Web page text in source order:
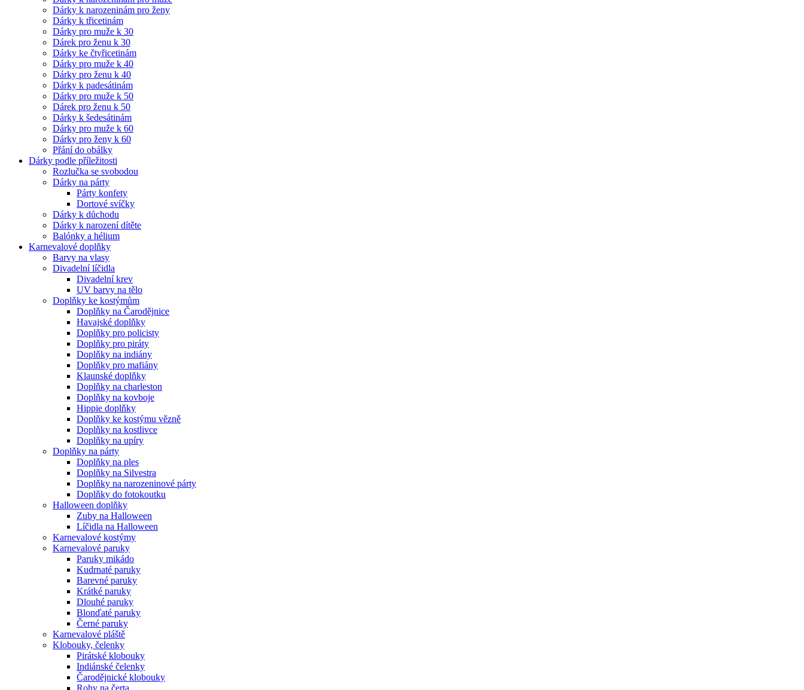
Dárky k narozeninám pro ženy
Dárky k třicetinám
Dárky pro muže k 30
Dárek pro ženu k 30
Dárky ke čtyřicetinám
Dárky pro muže k 40
Dárky pro ženu k 40
Dárky k padesátinám
Dárky pro muže k 50
Dárek pro ženu k 50
Dárky k šedesátinám
Dárky pro muže k 60
Dárky pro ženy k 60
Přání do obálky
Dárky podle příležitosti
Rozlučka se svobodou
Dárky na párty
Párty konfety
Dortové svíčky
Dárky k důchodu
Dárky k narození dítěte
Balónky a hélium
Karnevalové doplňky
Barvy na vlasy
Divadelní líčidla
Divadelní krev
UV barvy na tělo
Doplňky ke kostýmům
Doplňky na Čarodějnice
Havajské doplňky
Doplňky pro policisty
Doplňky pro piráty
Doplňky na indiány
Doplňky pro mafiány
Klaunské doplňky
Doplňky na charleston
Doplňky na kovboje
Hippie doplňky
Doplňky ke kostýmu vězně
Doplňky na kostlivce
Doplňky na upíry
Doplňky na párty
Doplňky na ples
Doplňky na Silvestra
Doplňky na narozeninové párty
Doplňky do fotokoutku
Halloween doplňky
Zuby na Halloween
Líčidla na Halloween
Karnevalové kostýmy
Karnevalové paruky
Paruky mikádo
Kudrnaté paruky
Barevné paruky
Krátké paruky
Dlouhé paruky
Blonďaté paruky
Černé paruky
Karnevalové pláště
Klobouky, čelenky
Pirátské klobouky
Indiánské čelenky
Čarodějnické klobouky
Rohy na čerta